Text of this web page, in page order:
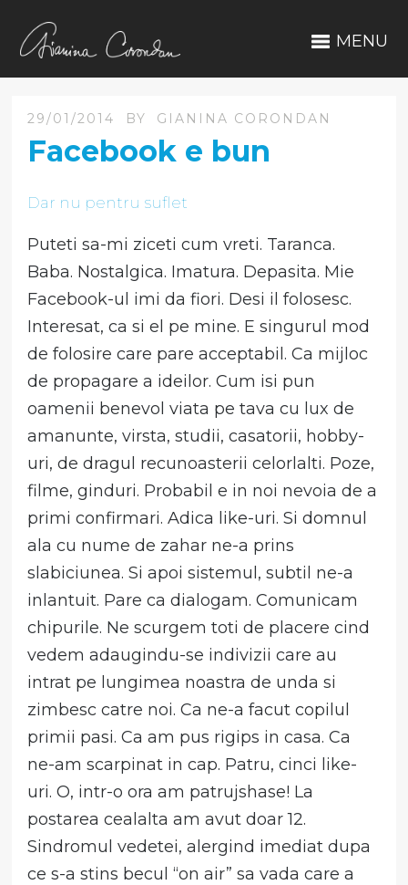
MENU
29/01/2014 BY GIANINA CORONDAN
Facebook e bun
Dar nu pentru suflet
Puteti sa-mi ziceti cum vreti. Taranca.
Baba. Nostalgica. Imatura. Depasita. Mie
Facebook-ul imi da fiori. Desi il folosesc.
Interesat, ca si el pe mine. E singurul mod
de folosire care pare acceptabil. Ca mijloc
de propagare a ideilor. Cum isi pun
oamenii benevol viata pe tava cu lux de
amanunte, virsta, studii, casatorii, hobby-
uri, de dragul recunoasterii celorlalti. Poze,
filme, ginduri. Probabil e in noi nevoia de a
primi confirmari. Adica like-uri. Si domnul
ala cu nume de zahar ne-a prins
slabiciunea. Si apoi sistemul, subtil ne-a
inlantuit. Pare ca dialogam. Comunicam
chipurile. Ne scurgem toti de placere cind
vedem adaugindu-se indivizii care au
intrat pe lungimea noastra de unda si
zimbesc catre noi. Ca ne-a facut copilul
primii pasi. Ca am pus rigips in casa. Ca
ne-am scarpinat in cap. Patru, cinci like-
uri. O, intr-o ora am patrujshase! La
postarea cealalta am avut doar 12.
Sindromul vedetei, alergind imediat dupa
ce s-a stins becul “on air” sa vada care a